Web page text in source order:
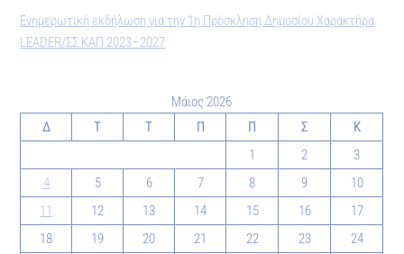
Ενημερωτική εκδήλωση για την 1η Πρόσκληση Δημοσίου Χαρακτήρα
LEADER/ΣΣ ΚΑΠ 2023–2027
Μάιος 2026
Δ
Τ Τ Π Π Σ
Κ
1
2
3
4
5 6 7 8 9
10
11
12 13 14 15 16
17
18
19 20 21 22 23
24